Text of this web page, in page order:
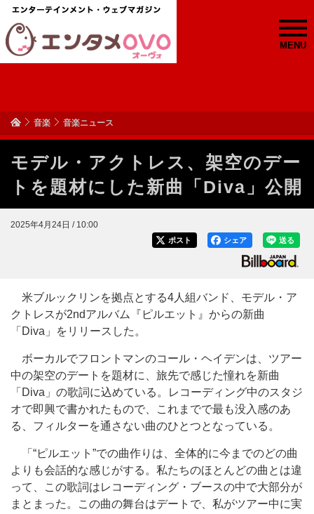
MENU
音楽 音楽ニュース
モデル・アクトレス、架空のデー
トを題材にした新曲「Diva」公開
2025年4月24日 / 10:00
送る
シェア
ポスト
米ブルックリンを拠点とする4人組バンド、モデル・ア
クトレスが2ndアルバム『ピルエット』からの新曲
「Diva」をリリースした。
ボーカルでフロントマンのコール・ヘイデンは、ツアー
中の架空のデートを題材に、旅先で感じた憧れを新曲
「Diva」の歌詞に込めている。レコーディング中のスタジ
オで即興で書かれたもので、これまでで最も没入感のあ
る、フィルターを通さない曲のひとつとなっている。
「“ピルエット”での曲作りは、全体的に今までのどの曲
よりも会話的な感じがする。私たちのほとんどの曲とは違
って、この歌詞はレコーディング・ブースの中で大部分が
まとまった。この曲の舞台はデートで、私がツアー中に実